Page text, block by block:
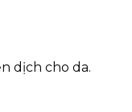
dịch cho da.